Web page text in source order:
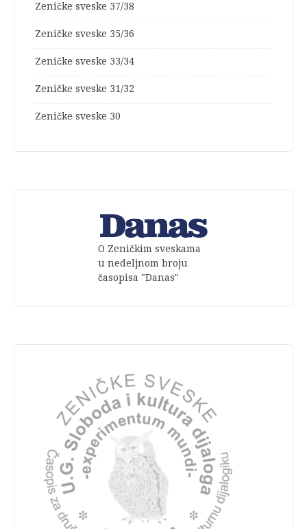
Zeničke sveske 37/38
Zeničke sveske 35/36
Zeničke sveske 33/34
Zeničke sveske 31/32
Zeničke sveske 30
O Zeničkim sveskama
u nedeljnom broju
časopisa "Danas"